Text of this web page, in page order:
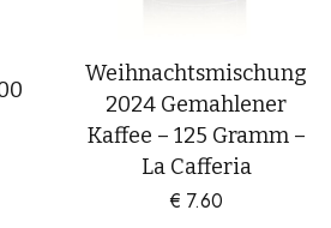
Weihnachtsmischung
2024 Gemahlener
Kaffee – 125 Gramm –
La Cafferia
€ 7.60